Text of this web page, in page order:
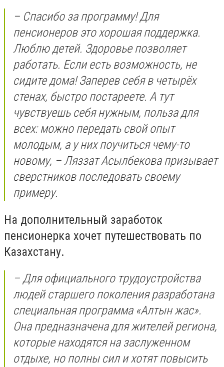
– Спасибо за программу! Для
пенсионеров это хорошая поддержка.
Люблю детей. Здоровье позволяет
работать. Если есть возможность, не
сидите дома! Заперев себя в четырёх
стенах, быстро постареете. А тут
чувствуешь себя нужным, польза для
всех: можно передать свой опыт
молодым, а у них поучиться чему-то
новому, – Ляззат Асылбекова призывает
сверстников последовать своему
примеру.
На дополнительный заработок
пенсионерка хочет путешествовать по
Казахстану.
– Для официального трудоустройства
людей старшего поколения разработана
специальная программа «Алтын жас».
Она предназначена для жителей региона,
которые находятся на заслуженном
отдыхе, но полны сил и хотят повысить